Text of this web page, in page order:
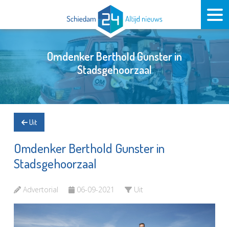
Omdenker Berthold Gunster in
Stadsgehoorzaal
Uit
Omdenker Berthold Gunster in
Stadsgehoorzaal
Advertorial 06-09-2021 Uit